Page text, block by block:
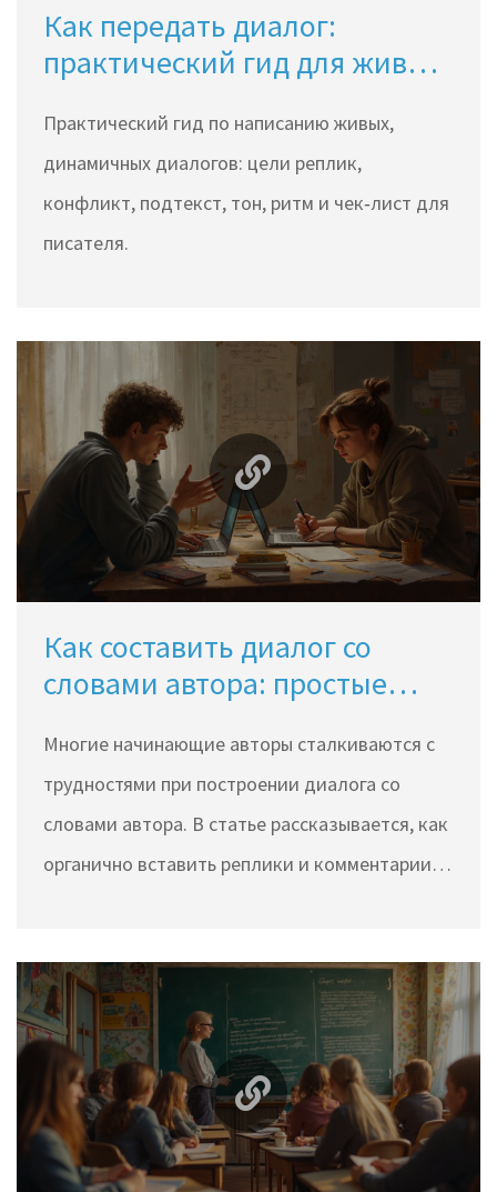
Как передать диалог:
практический гид для живых
Практический гид по написанию живых,
динамичных диалогов: цели реплик,
конфликт, подтекст, тон, ритм и чек‑лист для
писателя.
Как составить диалог со
словами автора: простые
Многие начинающие авторы сталкиваются с
трудностями при построении диалога со
словами автора. В статье рассказывается, как
органично вставить реплики и комментарии
примеры, рабочие схемы и распространённые
ошибки. Есть лайфхаки, как сделать диалог
естественным, а текст — захватывающим. Всё
максимально просто, понятно и по делу.